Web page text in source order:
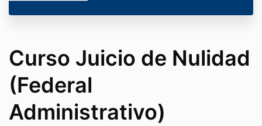
Curso Juicio de Nulidad
(Federal
Administrativo)